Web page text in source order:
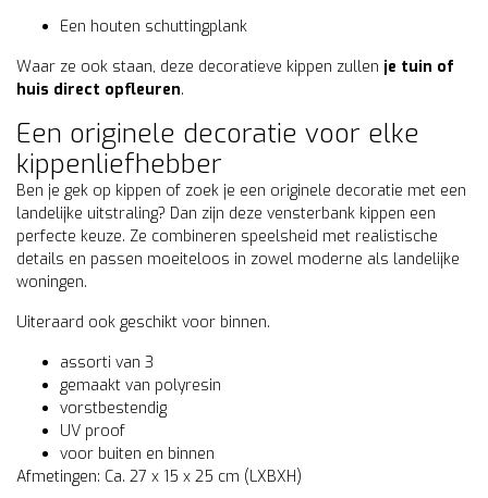
Een houten schuttingplank
Waar ze ook staan, deze decoratieve kippen zullen je tuin of
huis direct opfleuren.
Een originele decoratie voor elke
kippenliefhebber
Ben je gek op kippen of zoek je een originele decoratie met een
landelijke uitstraling? Dan zijn deze vensterbank kippen een
perfecte keuze. Ze combineren speelsheid met realistische
details en passen moeiteloos in zowel moderne als landelijke
woningen.
Uiteraard ook geschikt voor binnen.
assorti van 3
gemaakt van polyresin
vorstbestendig
UV proof
voor buiten en binnen
Afmetingen: Ca. 27 x 15 x 25 cm (LXBXH)